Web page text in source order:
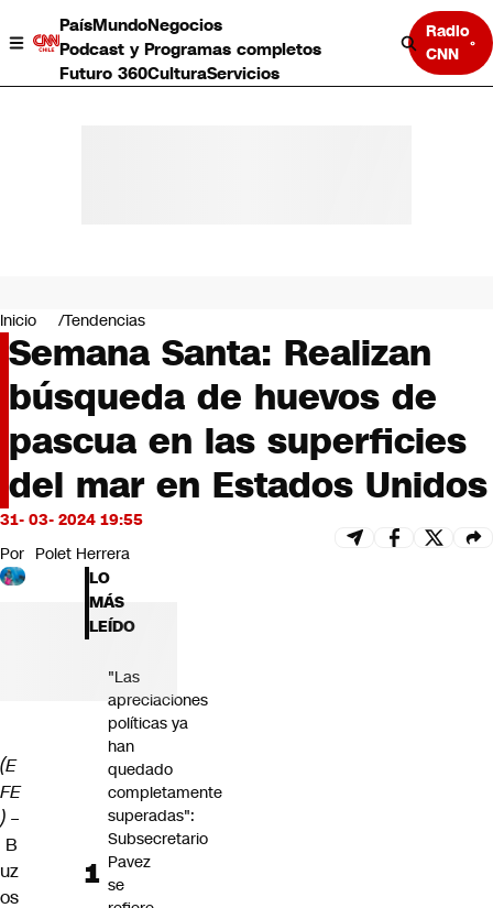
PaísMundoNegocios
Podcast y Programas completos
Futuro 360CulturaServicios
Radio
CNN
Negocios
Deportes
Programas completos
Cultura
Servicios
Bits
CNN tiempo
Futuro 360
Inicio Tendencias
Semana Santa: Realizan
búsqueda de huevos de
pascua en las superficies
del mar en Estados Unidos
31- 03- 2024 19:55
Por Polet Herrera
(E
FE
) –
B
uz
os
LO
MÁS
LEÍDO
"Las
apreciaciones
políticas ya
han
quedado
completamente
superadas":
Subsecretario
Pavez
se